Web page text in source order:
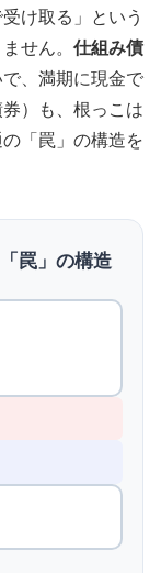
け取る」という
せん。 仕組み債
で、満期に現金で
）も、根っこは
「罠」の構造を
罠」の構造